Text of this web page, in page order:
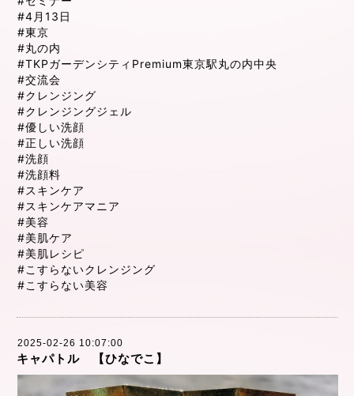
#4月13日
#東京
#丸の内
#TKPガーデンシティPremium東京駅丸の内中央
#交流会
#クレンジング
#クレンジングジェル
#優しい洗顔
#正しい洗顔
#洗顔
#洗顔料
#スキンケア
#スキンケアマニア
#美容
#美肌ケア
#美肌レシピ
#こすらないクレンジング
#こすらない美容
2025-02-26 10:07:00
キャパトル 【ひなでこ】